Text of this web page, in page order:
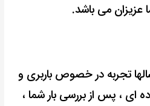
عزیزان می باشد.
سالها تجربه در خصوص باربری و
، پس از بررسی بار شما ،